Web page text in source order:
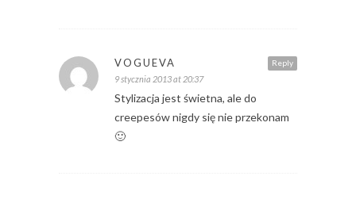
Reply
VOGUEVA
9 stycznia 2013 at 20:37
Stylizacja jest świetna, ale do
creepesów nigdy się nie przekonam
🙂